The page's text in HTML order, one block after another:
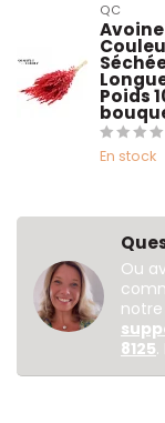
QC
Avoine
Poids
En stock
Ou
8125